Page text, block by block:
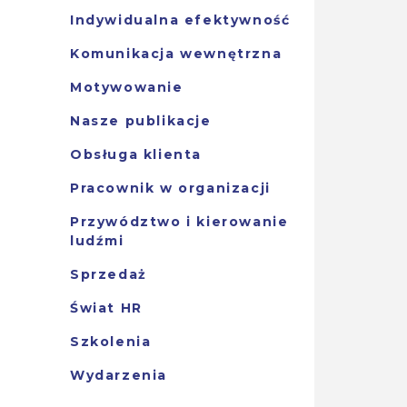
Indywidualna efektywność
Komunikacja wewnętrzna
Motywowanie
Nasze publikacje
Obsługa klienta
Pracownik w organizacji
Przywództwo i kierowanie
ludźmi
Sprzedaż
Świat HR
Szkolenia
Wydarzenia